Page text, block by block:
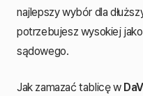
najlepszy wybór dla
potrzebujesz wysokiej
sądowego.
Jak zamazać tablicę w